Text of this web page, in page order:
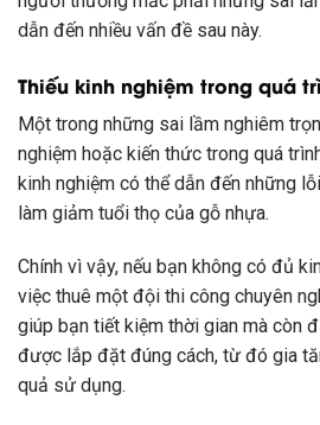
dẫn đến nhiều vấn đề sau này.
Thiếu kinh nghiệm trong quá
Một trong những sai lầm nghiêm
nghiệm hoặc kiến thức trong quá
kinh nghiệm có thể dẫn đến những
làm giảm tuổi thọ của gỗ nhựa.
Chính vì vậy, nếu bạn không có đủ
việc thuê một đội thi công chuyên
giúp bạn tiết kiệm thời gian mà còn
được lắp đặt đúng cách, từ đó gia
quả sử dụng.